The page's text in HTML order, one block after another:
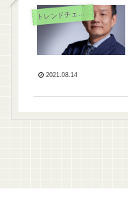
ト
レンドチェック
2021.08.14